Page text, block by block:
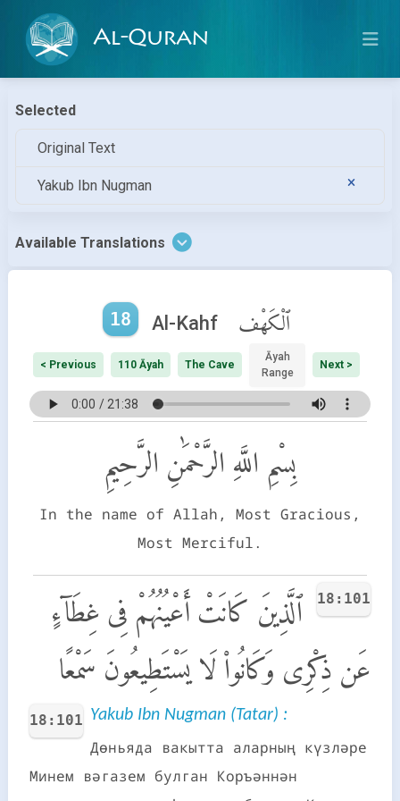
Al-Quran
Selected
Original Text
Yakub Ibn Nugman
Available Translations
18 Al-Kahf ٱلْكَهْف
< Previous 110 Āyah The Cave
Āyah
Range
Next >
بِسْمِ اللَّهِ الرَّحْمَٰنِ الرَّحِيمِ
In the name of Allah, Most Gracious,
Most Merciful.
18:101
ٱلَّذِينَ كَانَتْ أَعْيُنُهُمْ فِى غِطَآءٍ
عَن ذِكْرِى وَكَانُوا۟ لَا يَسْتَطِيعُونَ سَمْعًا
18:101 Yakub Ibn Nugman (Tatar) :
Дөньяда вакытта аларның күзләре
Минем вәгазем булган Коръәннән